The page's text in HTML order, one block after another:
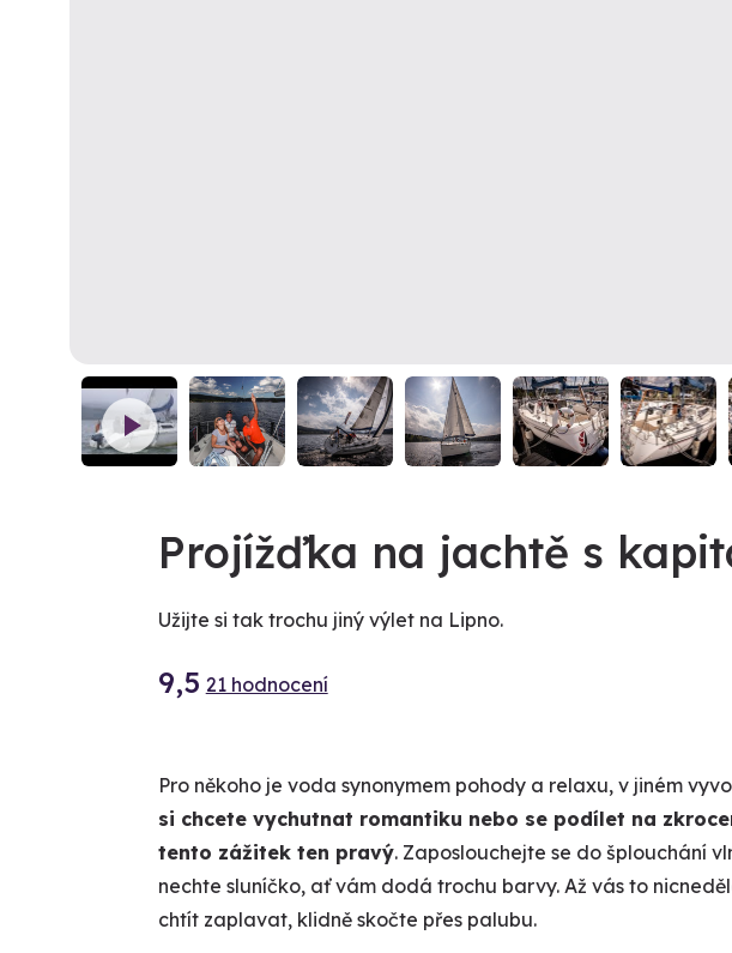
Projížďka na jachtě s
Užijte si tak trochu jiný výlet na Lipno.
9,5 21 hodnocení
Pro někoho je voda synonymem pohody a relaxu, v jiném
si chcete vychutnat romantiku nebo se podílet na
tento zážitek ten pravý. Zaposlouchejte se do šplouchání
nechte sluníčko, ať vám dodá trochu barvy. Až vás to
chtít zaplavat, klidně skočte přes palubu.